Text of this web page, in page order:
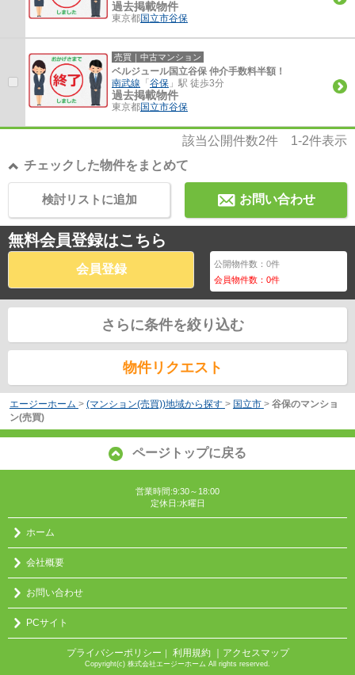
過去掲載物件
東京都国立市谷保
売買｜中古マンション
ベルジュール国立谷保 仲介手数料半額！
南武線 「 谷保 」駅 徒歩3分
過去掲載物件
東京都国立市谷保
該当公開件数2件 1-2件表示
チェックした物件をまとめて
お問い合わせ
検討リストに追加
無料会員登録はこちら
会員登録 公開物件数：0件
会員物件数：0件
さらに条件を絞り込む
物件リクエスト
エージーホーム > (マンション(売買))地域から探す > 国立市 > 谷保のマンショ
ン(売買)
ページトップに戻る
営業時間:9:30～18:00
定休日:水曜日
ホーム
会社概要
お問い合わせ
PCサイト
プライバシーポリシー ｜ 利用規約 ｜アクセスマップ
Copyright(c) 株式会社エージーホーム All rights reserved.